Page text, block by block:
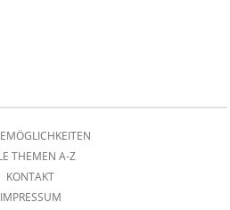
THEMEN A-Z
KONTAKT
IMPRESSUM